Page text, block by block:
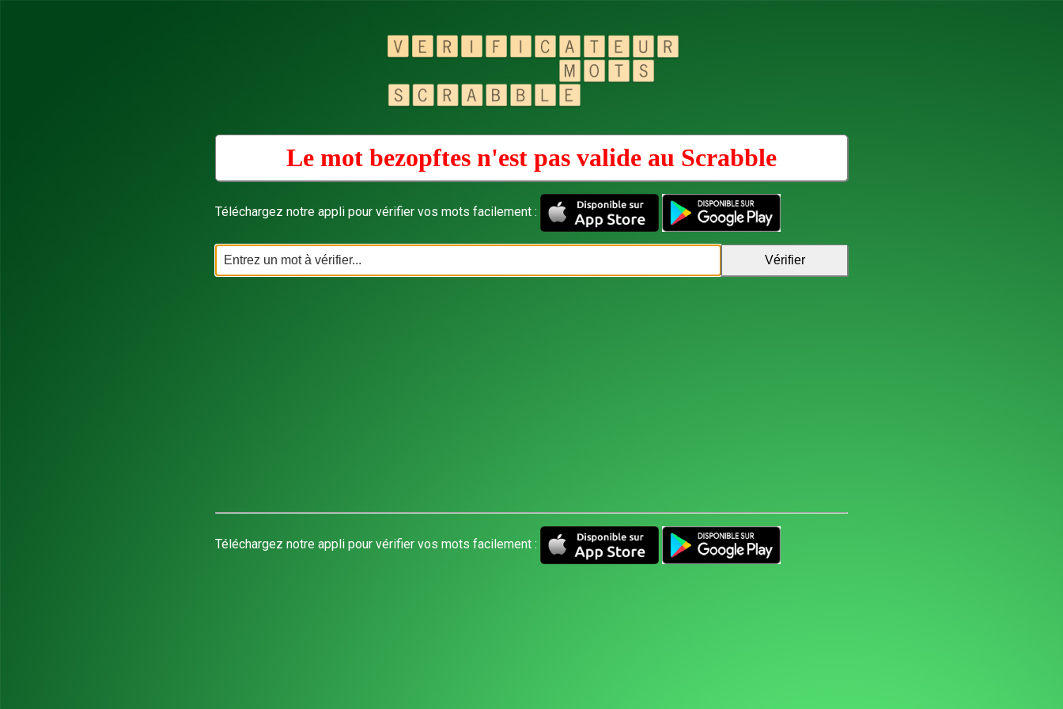
Le mot bezopftes n'est pas valide au Scrabble
Téléchargez notre appli pour vérifier vos mots facilement :
Téléchargez notre appli pour vérifier vos mots facilement :